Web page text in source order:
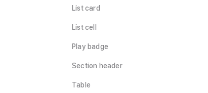
List card
List cell
Play badge
Section header
Table